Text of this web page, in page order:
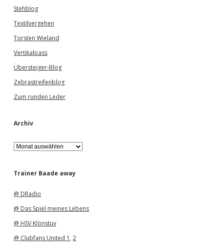
Stehblog
Textilvergehen
Torsten Wieland
Vertikalpass
Übersteiger-Blog
Zebrastreifenblog
Zum runden Leder
Archiv
A
r
h
Trainer Baade away
@ DRadio
@ Das Spiel meines Lebens
@ HSV Klönstuv
@ Clubfans United 1 , 2